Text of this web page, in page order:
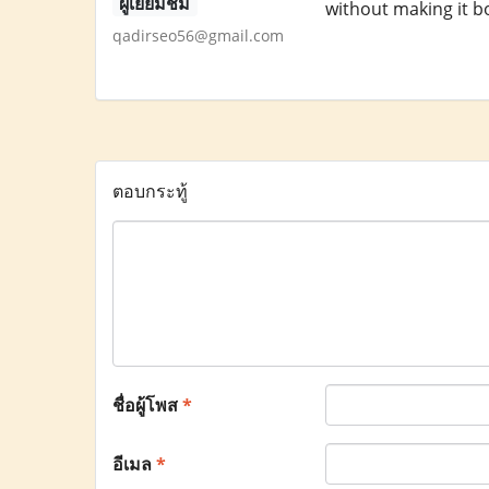
qadirseo56@gmail.com
without making it
ตอบกระทู้
ชื่อผู้โพส*
อีเมล*